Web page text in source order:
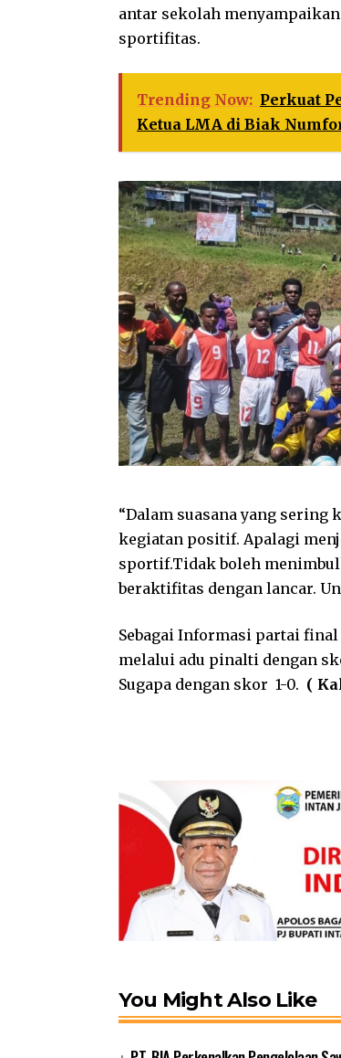
antar sekolah
sportifitas.
Trending Now: Perkuat
Ketua LMA di Biak
“Dalam suasana yang
kegiatan positif. Apalagi
sportif.Tidak boleh
beraktifitas dengan lancar.
Sebagai Informasi partai final
melalui adu pinalti dengan
Sugapa dengan skor 1-0. (
You Might Also Like